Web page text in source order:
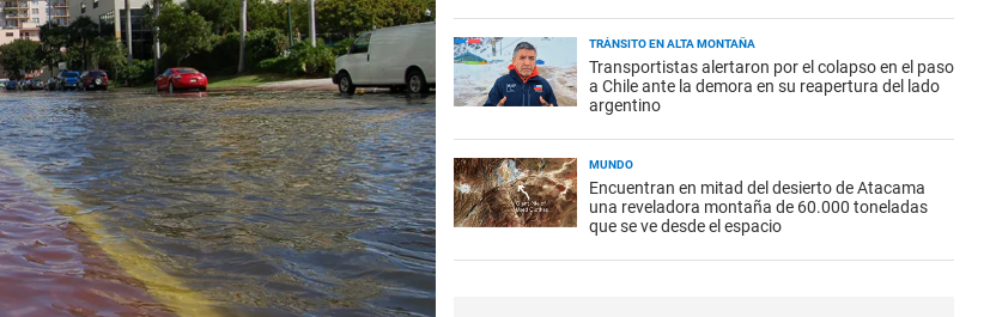
TRÁNSITO EN ALTA MONTAÑA
Transportistas alertaron por el colapso en el paso
a Chile ante la demora en su reapertura del lado
argentino
MUNDO
Encuentran en mitad del desierto de Atacama
una reveladora montaña de 60.000 toneladas
que se ve desde el espacio